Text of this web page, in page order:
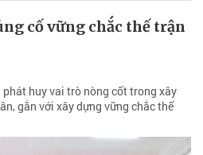
cố vững chắc thế trận
huy vai trò nòng cốt trong xây
gắn với xây dựng vững chắc thế